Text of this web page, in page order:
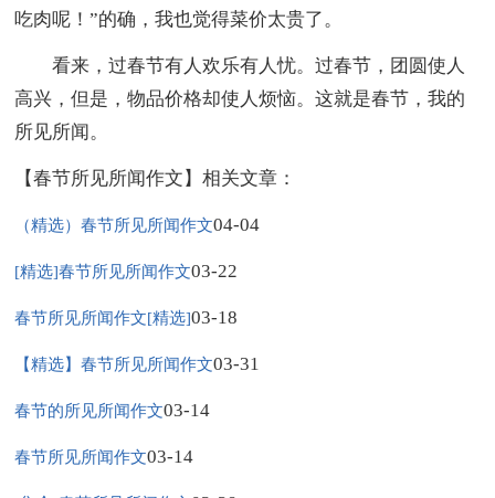
吃肉呢！”的确，我也觉得菜价太贵了。
看来，过春节有人欢乐有人忧。过春节，团圆使人
高兴，但是，物品价格却使人烦恼。这就是春节，我的
所见所闻。
【春节所见所闻作文】相关文章：
（精选）春节所见所闻作文04-04
[精选]春节所见所闻作文03-22
春节所见所闻作文[精选]03-18
【精选】春节所见所闻作文03-31
春节的所见所闻作文03-14
春节所见所闻作文03-14